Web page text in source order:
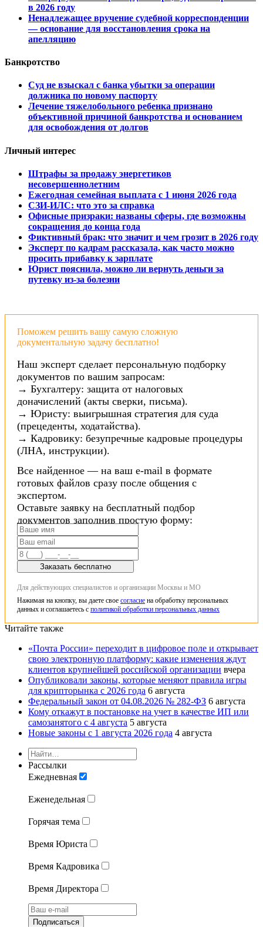
в 2026 году
Ненадлежащее вручение судебной корреспонденции
— основание для восстановления срока на
апелляцию
Банкротство
Суд не взыскал с банка убытки за операции
должника по новому паспорту
Лечение тяжелобольного ребенка признано
объективной причиной банкротства и основанием
для освобождения от долгов
Личный интерес
Штрафы за продажу энергетиков
несовершеннолетним
Ежегодная семейная выплата с 1 июня 2026 года
СЗИ-ИЛС: что это за справка
Офисные призраки: названы сферы, где возможны
сокращения до конца года
Фиктивный брак: что значит и чем грозит в 2026 году
Эксперт по кадрам рассказала, как часто можно
просить прибавку к зарплате
Юрист пояснила, можно ли вернуть деньги за
путевку из-за болезни
Поможем решить вашу самую сложную
документальную задачу бесплатно!
Наш эксперт сделает персональную подборку
документов по вашим запросам:
→ Бухгалтеру: защита от налоговых
доначислений (акты сверки, письма).
→ Юристу: выигрышная стратегия для суда
(прецеденты, ходатайства).
→ Кадровику: безупречные кадровые процедуры
(ЛНА, инструкции).
Все найденное — на ваш e-mail в формате
готовых файлов сразу после общения с
экспертом.
Оставьте заявку на бесплатный подбор
документов заполнив простую форму:
Заказать бесплатно
Для действующих специалистов и организации Москвы и МО
Нажимая на кнопку, вы даете свое согласие на обработку персональных
данных и соглашаетесь с политикой обработки персональных данных
Читайте также
«Почта России» переходит в цифровое поле и открывает
свою электронную платформу: какие изменения ждут
клиентов крупнейшей российской организации вчера
Опубликовали законы, которые меняют правила игры
для крипторынка с 2026 года 6 августа
Федеральный закон от 04.08.2026 № 282-ФЗ 6 августа
Кому откажут в постановке на учет в качестве ИП или
самозанятого с 4 августа 5 августа
Новые законы с 1 августа 2026 года 4 августа
Рассылки
Ежедневная
Еженедельная
Горячая тема
Время Юриста
Время Кадровика
Время Директора
Подписаться